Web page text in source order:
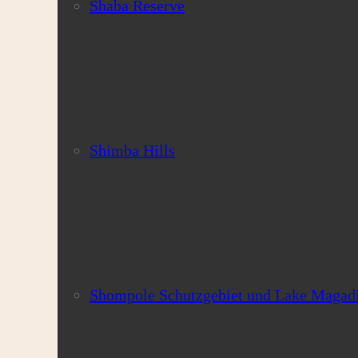
Shaba Reserve
Shimba Hills
Shompole Schutzgebiet und Lake